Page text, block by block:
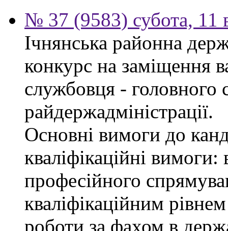
№ 37 (9583) субота, 11
Ічнянська районна
конкурс на заміщення
службовця - головного
райдержадміністрації.
Основні вимоги до
кваліфікаційні
професійного
кваліфікаційним
роботи за фахом в